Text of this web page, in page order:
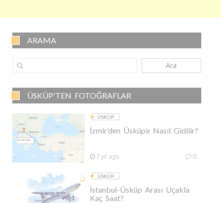
ARAMA
Ara
ÜSKÜP'TEN FOTOĞRAFLAR
ÜSKÜP
İzmir’den Üsküp’e Nasıl Gidilir?
7 yıl ago 0
ÜSKÜP
İstanbul-Üsküp Arası Uçakla
Kaç Saat?